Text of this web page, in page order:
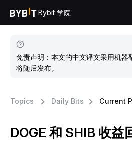
Bybit 学院
免责声明：本文的中文译文采用机器
将随后发布。
Topics Daily Bits Current
DOGE 和 SHIB 收益